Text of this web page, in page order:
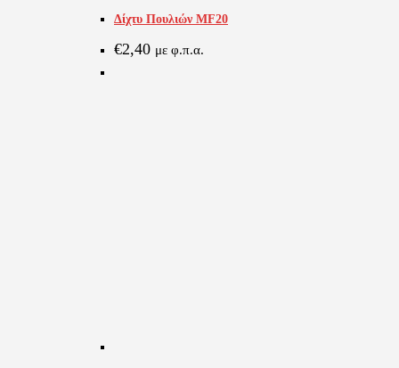
Δίχτυ Πουλιών MF20
€2,40 με φ.π.α.